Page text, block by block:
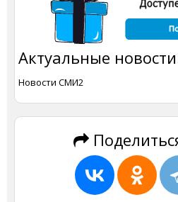
Актуальные
Новости СМИ2